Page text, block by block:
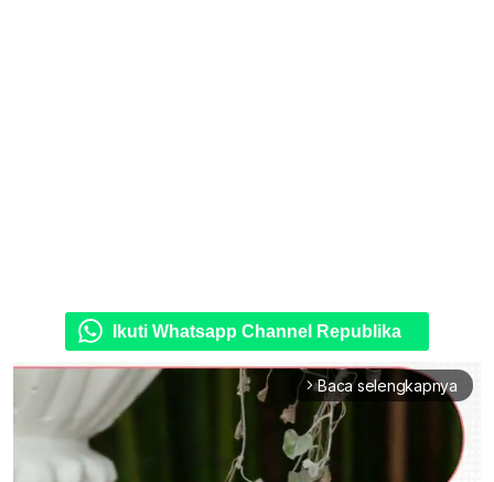
Ikuti Whatsapp Channel Republika
arrow_forward_ios Baca selengkapnya